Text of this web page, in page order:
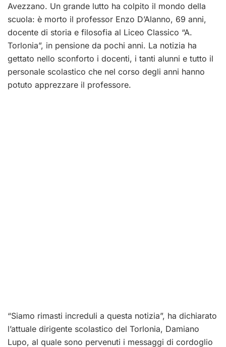
Avezzano. Un grande lutto ha colpito il mondo della
scuola: è morto il professor Enzo D’Alanno, 69 anni,
docente di storia e filosofia al Liceo Classico “A.
Torlonia”, in pensione da pochi anni. La notizia ha
gettato nello sconforto i docenti, i tanti alunni e tutto il
personale scolastico che nel corso degli anni hanno
potuto apprezzare il professore.
“Siamo rimasti increduli a questa notizia”, ha dichiarato
l’attuale dirigente scolastico del Torlonia, Damiano
Lupo, al quale sono pervenuti i messaggi di cordoglio